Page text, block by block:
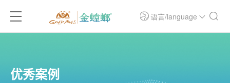
语言/language
优秀案例